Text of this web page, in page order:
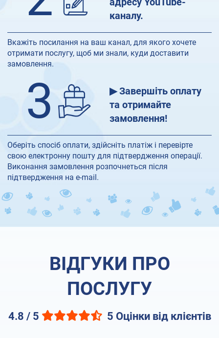
каналу.
Вкажіть посилання на ваш канал, для якого хочете
отримати послугу, щоб ми знали, куди доставити
замовлення.
3
▶ Завершіть оплату
та отримайте
замовлення!
Оберіть спосіб оплати, здійсніть платіж і перевірте
свою електронну пошту для підтвердження операції.
Виконання замовлення розпочнеться після
підтвердження на e-mail.
ВІДГУКИ ПРО
ПОСЛУГУ
4.8 / 5 5 Оцінки від клієнтів